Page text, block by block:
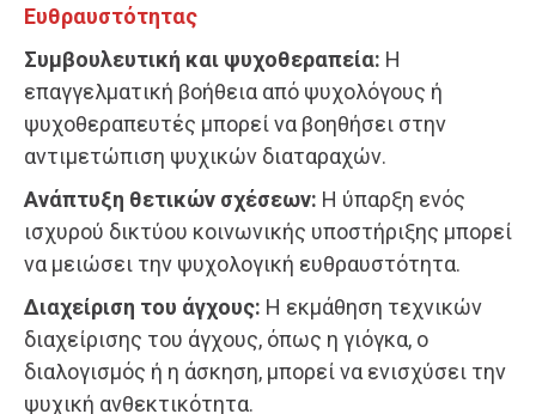
Ευθραυστότητας
Συμβουλευτική και ψυχοθεραπεία: Η
επαγγελματική βοήθεια από ψυχολόγους ή
ψυχοθεραπευτές μπορεί να βοηθήσει στην
αντιμετώπιση ψυχικών διαταραχών.
Ανάπτυξη θετικών σχέσεων: Η ύπαρξη ενός
ισχυρού δικτύου κοινωνικής υποστήριξης μπορεί
να μειώσει την ψυχολογική ευθραυστότητα.
Διαχείριση του άγχους: Η εκμάθηση τεχνικών
διαχείρισης του άγχους, όπως η γιόγκα, ο
διαλογισμός ή η άσκηση, μπορεί να ενισχύσει την
ψυχική ανθεκτικότητα.